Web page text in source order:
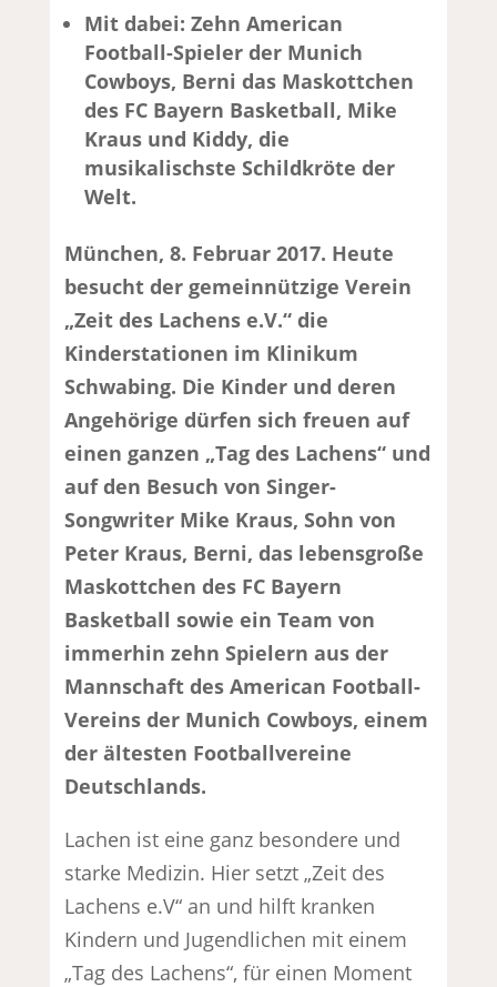
Mit dabei: Zehn American
Football-Spieler der Munich
Cowboys, Berni das Maskottchen
des FC Bayern Basketball, Mike
Kraus und Kiddy, die
musikalischste Schildkröte der
Welt.
München, 8. Februar 2017. Heute
besucht der gemeinnützige Verein
„Zeit des Lachens e.V.“ die
Kinderstationen im Klinikum
Schwabing. Die Kinder und deren
Angehörige dürfen sich freuen auf
einen ganzen „Tag des Lachens“ und
auf den Besuch von Singer-
Songwriter Mike Kraus, Sohn von
Peter Kraus, Berni, das lebensgroße
Maskottchen des FC Bayern
Basketball sowie ein Team von
immerhin zehn Spielern aus der
Mannschaft des American Football-
Vereins der Munich Cowboys, einem
der ältesten Footballvereine
Deutschlands.
Lachen ist eine ganz besondere und
starke Medizin. Hier setzt „Zeit des
Lachens e.V“ an und hilft kranken
Kindern und Jugendlichen mit einem
„Tag des Lachens“, für einen Moment